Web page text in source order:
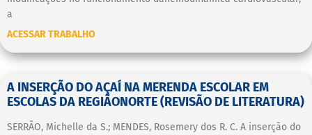
a
ACESSAR TRABALHO
A INSERÇÃO DO AÇAÍ NA MERENDA ESCOLAR EM
ESCOLAS DA REGIÃONORTE (REVISÃO DE LITERATURA)
SERRÃO, Michelle da S.; MENDES, Rosemery dos R. C. A inserção do